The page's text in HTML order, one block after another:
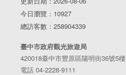
今日瀏覽：10927
總訪客數：258904339
臺中市政府觀光旅遊局
420018臺中市豐原區陽明街36號5樓
電話 04-2228-9111